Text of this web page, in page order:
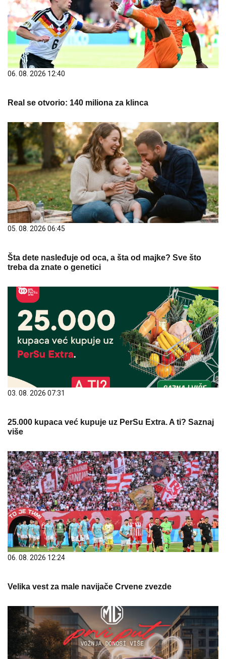
06. 08. 2026 12:40
Real se otvorio: 140 miliona za klinca
05. 08. 2026 06:45
Šta dete nasleđuje od oca, a šta od majke? Sve što
treba da znate o genetici
03. 08. 2026 07:31
25.000 kupaca već kupuje uz PerSu Extra. A ti? Saznaj
više
06. 08. 2026 12:24
Velika vest za male navijače Crvene zvezde